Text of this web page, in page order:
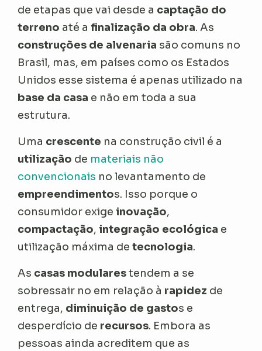
de etapas que vai desde a captação do
terreno até afinalização da obra. As
construções de alvenaria são comuns no
Brasil, mas, em países como os Estados
Unidos esse sistema é apenas utilizado na
base da casa e não em toda a sua
estrutura.
Uma crescente na construção civil é a
utilização de materiais não
convencionais no levantamento de
empreendimentos. Isso porque o
consumidor exige inovação,
compactação, integração ecológica e
utilização máxima de tecnologia.
As casas modularestendem a se
sobressair no em relação à rapidez de
entrega, diminuição de gastos e
desperdício de recursos. Embora as
pessoas ainda acreditem que as